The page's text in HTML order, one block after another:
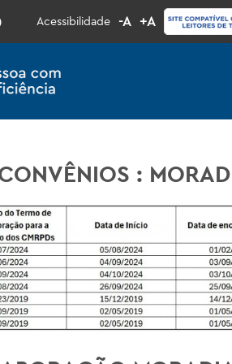
Acessibilidade -A +A
: